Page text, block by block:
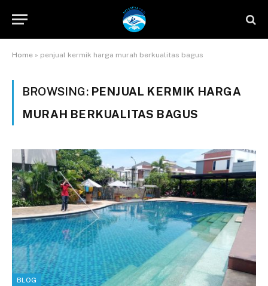
Home » penjual kermik harga murah berkualitas bagus
BROWSING: PENJUAL KERMIK HARGA
MURAH BERKUALITAS BAGUS
BLOG